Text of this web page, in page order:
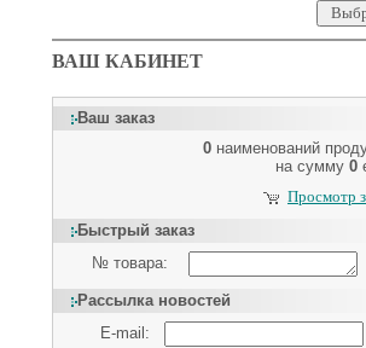
ВАШ КАБИНЕТ
Ваш заказ
0 наименований
на сумму 0
Просмотр
Быстрый заказ
№ товара:
Рассылка новостей
E-mail: